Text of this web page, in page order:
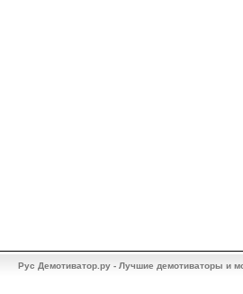
Рус Демотиватор.ру - Лучшие демотиваторы и